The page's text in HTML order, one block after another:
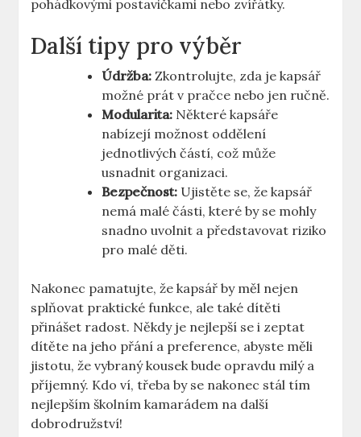
pohádkovými postavičkami nebo zvířátky.
Další tipy pro výběr
Údržba: Zkontrolujte, zda je kapsář
možné prát v pračce nebo jen ručně.
Modularita: Některé kapsáře
nabízejí možnost oddělení
jednotlivých částí, což může
usnadnit organizaci.
Bezpečnost: Ujistěte se, že kapsář
nemá malé části, které by se mohly
snadno uvolnit a představovat riziko
pro malé děti.
Nakonec pamatujte, že kapsář by měl nejen
splňovat praktické funkce, ale také dítěti
přinášet radost. Někdy je nejlepší se i zeptat
dítěte na jeho přání a preference, abyste měli
jistotu, že vybraný kousek bude opravdu milý a
příjemný. Kdo ví, třeba by se nakonec stál tím
nejlepším školním kamarádem na další
dobrodružství!